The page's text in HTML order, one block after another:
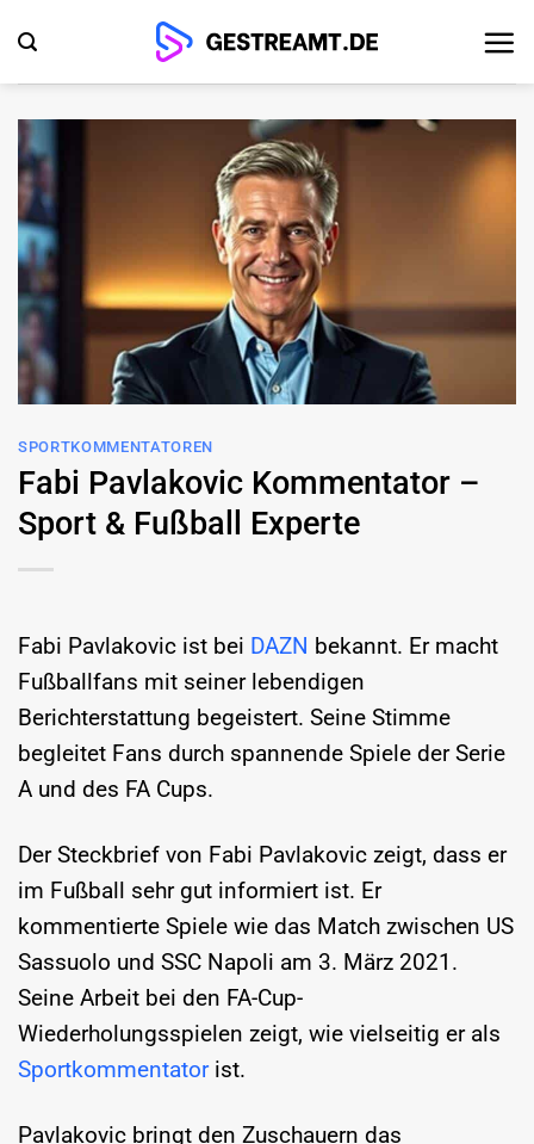
Inhalt
springen
SPORTKOMMENTATOREN
Fabi Pavlakovic Kommentator –
Sport & Fußball Experte
Fabi Pavlakovic ist bei DAZN bekannt. Er macht
Fußballfans mit seiner lebendigen
Berichterstattung begeistert. Seine Stimme
begleitet Fans durch spannende Spiele der Serie
A und des FA Cups.
Der Steckbrief von Fabi Pavlakovic zeigt, dass er
im Fußball sehr gut informiert ist. Er
kommentierte Spiele wie das Match zwischen US
Sassuolo und SSC Napoli am 3. März 2021.
Seine Arbeit bei den FA-Cup-
Wiederholungsspielen zeigt, wie vielseitig er als
Sportkommentatorist.
Pavlakovic bringt den Zuschauern das